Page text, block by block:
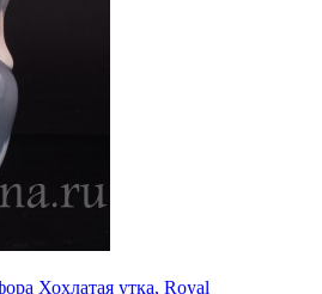
Хохлатая утка, Royal